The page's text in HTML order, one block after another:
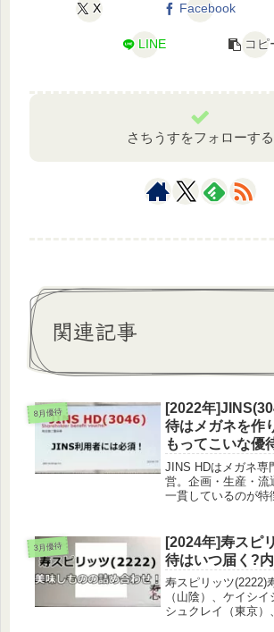
X Facebook
LINE コピ
さちうすをフォローする
関連記事
8月優待
[2022年
待はメガネを作
もってこいな優
JINS HDはメガネ専
営。企画・生産・流
一貫しているのが特
待券となっています
で9,000円＋税とい...
3月優待
[2024年]寿スピ
待はいつ届く?
寿スピリッツ(2222)
（山陰）、ケイシイ
シュクレイ（東京）